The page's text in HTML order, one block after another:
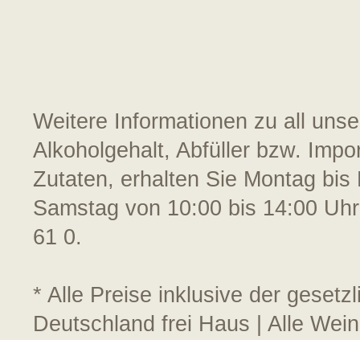
Weitere Informationen zu all
Alkoholgehalt, Abfüller bzw.
Zutaten, erhalten Sie Montag
Samstag von 10:00 bis 14:00
61 0.
* Alle Preise inklusive der
Deutschland frei Haus | Alle